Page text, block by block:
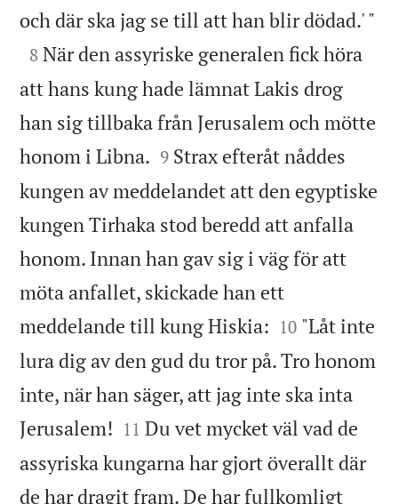
och där ska jag se till att han blir dödad.' "

8 När den assyriske generalen fick höra
att hans kung hade lämnat Lakis drog
han sig tillbaka från Jerusalem och mötte
honom i Libna. 

9 Strax efteråt nåddes
kungen av meddelandet att den egyptiske
kungen Tirhaka stod beredd att anfalla
honom. Innan han gav sig i väg för att
möta anfallet, skickade han ett
meddelande till kung Hiskia: 

10 "Låt inte
lura dig av den gud du tror på. Tro honom
inte, när han säger, att jag inte ska inta
Jerusalem! 

11 Du vet mycket väl vad de
assyriska kungarna har gjort överallt där
de har dragit fram. De har fullkomligt